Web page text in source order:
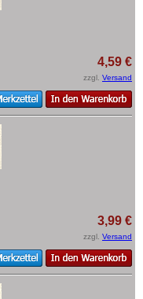
4,59 €
zzgl. Versand
3,99 €
zzgl. Versand